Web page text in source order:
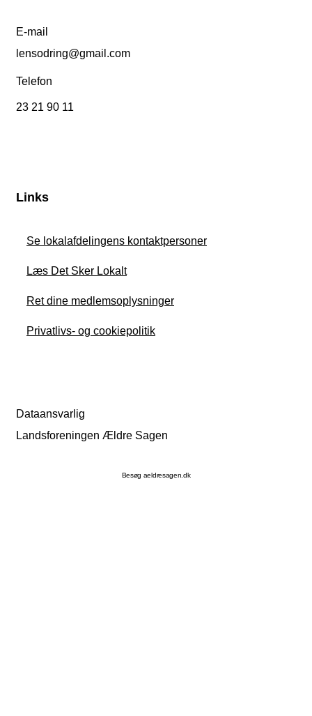
E-mail
lensodring@gmail.com
Telefon
23 21 90 11
Links
Se lokalafdelingens kontaktpersoner
Læs Det Sker Lokalt
Ret dine medlemsoplysninger
Privatlivs- og cookiepolitik
Dataansvarlig
Landsforeningen Ældre Sagen
Besøg aeldresagen.dk